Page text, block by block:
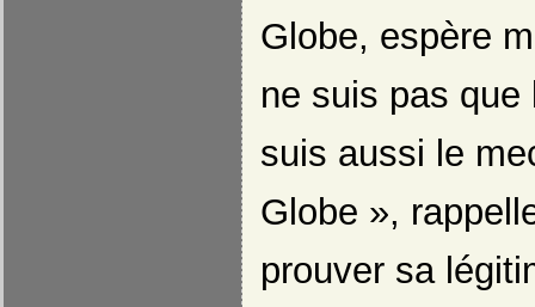
Globe, espère
ne suis pas
suis aussi le
Globe »,
prouver sa